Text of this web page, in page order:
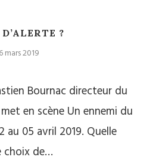
?
mars 2019
Bournac directeur du
en scène Un ennemi du
au 05 avril 2019. Quelle
choix de…